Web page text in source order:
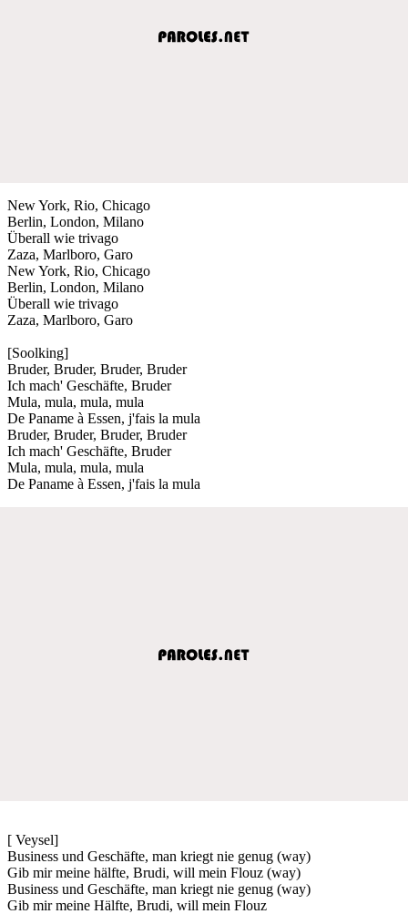
New York, Rio, Chicago
Berlin, London, Milano
Überall wie trivago
Zaza, Marlboro, Garo
New York, Rio, Chicago
Berlin, London, Milano
Überall wie trivago
Zaza, Marlboro, Garo
[Soolking]
Bruder, Bruder, Bruder, Bruder
Ich mach' Geschäfte, Bruder
Mula, mula, mula, mula
De Paname à Essen, j'fais la mula
Bruder, Bruder, Bruder, Bruder
Ich mach' Geschäfte, Bruder
Mula, mula, mula, mula
De Paname à Essen, j'fais la mula
[ Veysel]
Business und Geschäfte, man kriegt nie genug (way)
Gib mir meine hälfte, Brudi, will mein Flouz (way)
Business und Geschäfte, man kriegt nie genug (way)
Gib mir meine Hälfte, Brudi, will mein Flouz